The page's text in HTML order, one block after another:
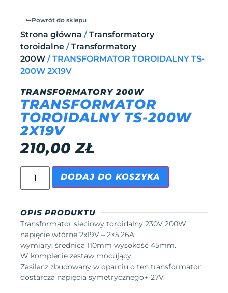
Powrót do sklepu
Strona główna / Transformatory
toroidalne / Transformatory
200W / TRANSFORMATOR TOROIDALNY TS-
200W 2X19V
TRANSFORMATORY 200W
TRANSFORMATOR
TOROIDALNY TS-200W
2X19V
210,00ZŁ
DODAJ DO KOSZYKA
OPIS PRODUKTU
Transformator sieciowy toroidalny 230V 200W
napięcie wtórne 2x19V – 2×5,26A.
wymiary: średnica 110mm wysokość 45mm.
W komplecie zestaw mocujący.
Zasilacz zbudowany w oparciu o ten transformator
dostarcza napięcia symetrycznego+-27V.